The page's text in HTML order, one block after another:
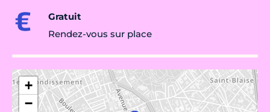
Gratuit
Rendez-vous sur place
+
−